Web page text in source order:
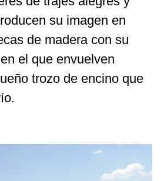
su imagen en
de madera con su
el que envuelven
trozo de encino que
crío.